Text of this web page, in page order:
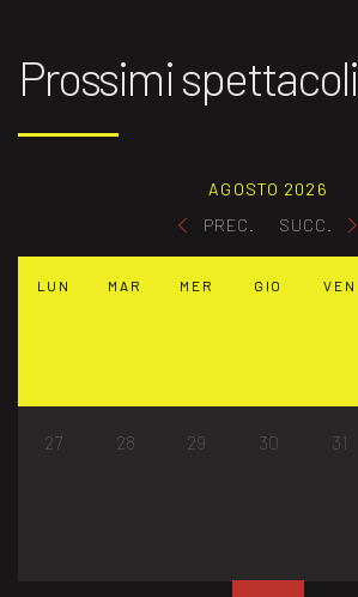
Prossimi spettacoli
PREC.
AGOSTO 2026
SUCC.
LUN MAR MER GIO VEN
27 28 29 30 31